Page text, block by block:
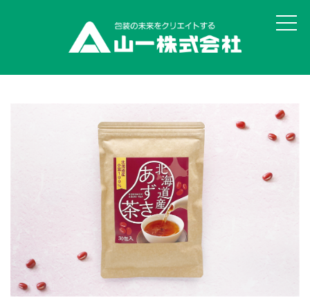
ユニバーサルデザイン評価サービス
オリジナル真空袋 彩・彊美人
貼りサポ・組みサポ
データ作成サービスSAIGEN
オリジナル印刷 ピザ用真空袋